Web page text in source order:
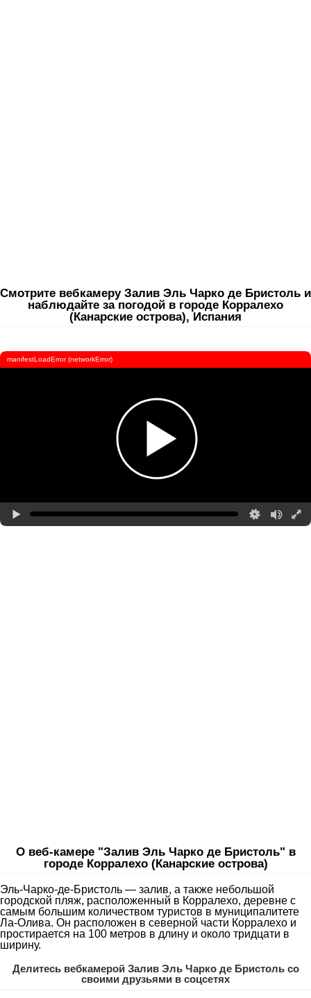
Смотрите вебкамеру Залив Эль Чарко де Бристоль и
наблюдайте за погодой в городе Корралехо
(Канарские острова), Испания
manifestLoadError (networkError)
О веб-камере "Залив Эль Чарко де Бристоль" в
городе Корралехо (Канарские острова)
Эль-Чарко-де-Бристоль — залив, а также небольшой
городской пляж, расположенный в Корралехо, деревне с
самым большим количеством туристов в муниципалитете
Ла-Олива. Он расположен в северной части Корралехо и
простирается на 100 метров в длину и около тридцати в
ширину.
Делитесь вебкамерой Залив Эль Чарко де Бристоль со
своими друзьями в соцсетях